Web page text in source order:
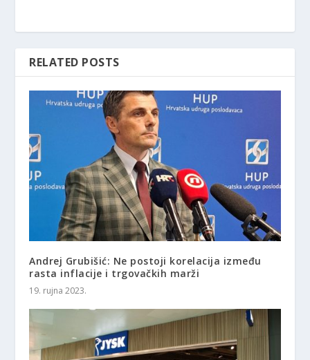
RELATED POSTS
Andrej Grubišić: Ne postoji korelacija između
rasta inflacije i trgovačkih marži
19. rujna 2023.